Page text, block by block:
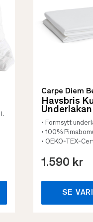
Carpe Diem
Havsbris
Underlakan
• Formsytt
• 100%
• OEKO-TEX-
1.590 kr
SE